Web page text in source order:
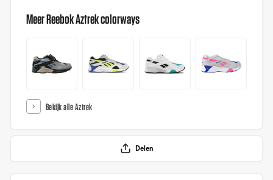
Meer Reebok Aztrek colorways
Bekijk alle Aztrek
Delen